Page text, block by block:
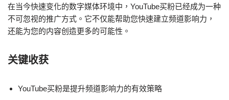
在当今快速变化的数字媒体环境中，YouTube买粉已经成为一种
不可忽视的推广方式。它不仅能帮助您快速建立频道影响力，
还能为您的内容创造更多的可能性。
关键收获
YouTube买粉是提升频道影响力的有效策略